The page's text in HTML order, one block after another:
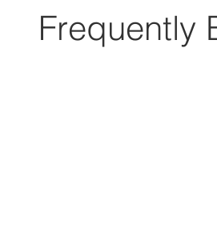
Frequently